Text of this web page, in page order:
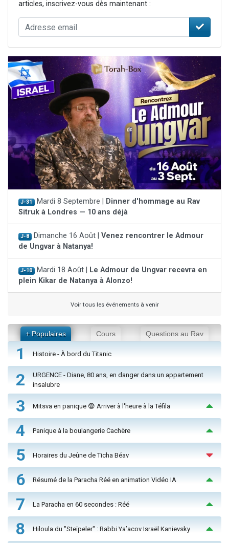
articles, inscrivez-vous dès maintenant :
J-31 Mardi 8 Septembre |
Dinner d'hommage au Rav
Sitruk à Londres — 10 ans déjà
J-8 Dimanche 16 Août | Venez rencontrer le Admour
de Ungvar à Natanya!
J-10 Mardi 18 Août |
Le Admour de Ungvar recevra en
plein Kikar de Natanya à Alonzo!
Voir tous les événements à venir
+ Populaires Cours Questions au Rav
1 Histoire - À bord du Titanic
2
URGENCE - Diane, 80 ans, en danger dans un appartement
insalubre
3 Mitsva en panique 😨 Arriver à l'heure à la Téfila
4 Panique à la boulangerie Cachère
5 Horaires du Jeûne de Ticha Béav
6 Résumé de la Paracha Réé en animation Vidéo IA
7 La Paracha en 60 secondes : Réé
8 Hiloula du "Steïpeler" : Rabbi Ya’acov Israël Kanievsky